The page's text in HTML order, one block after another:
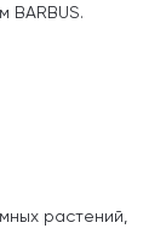
BARBUS.
растений,